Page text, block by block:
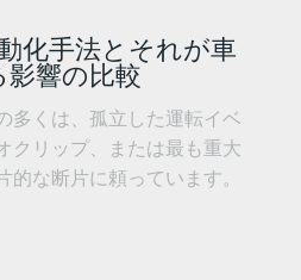
化手法とそれが車
影響の比較
多くは、孤立した運転イベ
クリップ、または最も重大
的な断片に頼っています。